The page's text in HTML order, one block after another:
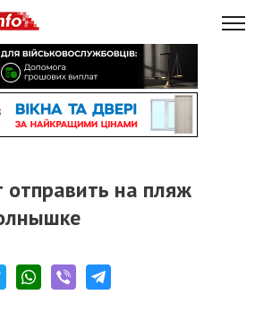
отправить на пляж